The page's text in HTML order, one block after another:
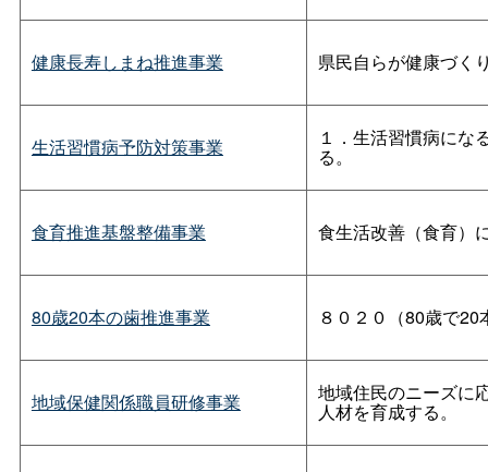
健康長寿しまね推進事業 県民自らが健康づく
生活習慣病予防対策事業 １．生活習慣病にな
る。
食育推進基盤整備事業 食生活改善（食育）
80歳20本の歯推進事業 ８０２０（80歳で
地域保健関係職員研修事業 地域住民のニーズに
人材を育成する。